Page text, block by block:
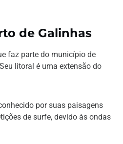
de Galinhas
faz parte do município de
litoral é uma extensão do
por suas paisagens
de surfe, devido às ondas